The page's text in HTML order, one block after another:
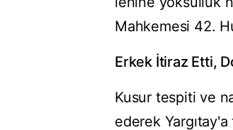
Mahkemesi 42.
Erkek İtiraz Etti,
Kusur tespiti ve
ederek Yargıtay'a